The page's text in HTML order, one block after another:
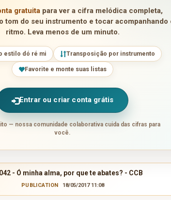
gratuita para ver a cifra melódica completa,
tom do seu instrumento e tocar acompanhando
ritmo. Leva menos de um minuto.
estilo dó ré mi Transposição por instrumento
Favorite e monte suas listas
Entrar ou criar conta grátis
— nossa comunidade colaborativa cuida das cifras para
você.
- Ó minha alma, por que te abates? - CCB
PUBLICATION 18/05/2017 11:08